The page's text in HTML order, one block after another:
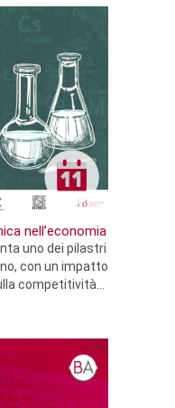
nell’economia
uno dei pilastri
con un impatto
competitività...